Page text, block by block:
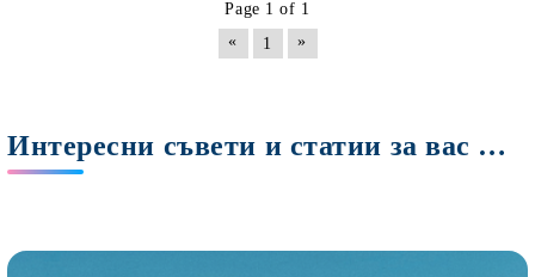
Page 1 of 1
«
1 »
Интересни съвети и статии за вас Мами